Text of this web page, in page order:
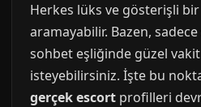
Herkes lüks ve gösterişli
aramayabilir. Bazen,
sohbet eşliğinde güzel
isteyebilirsiniz. İşte bu
gerçek escort profilleri